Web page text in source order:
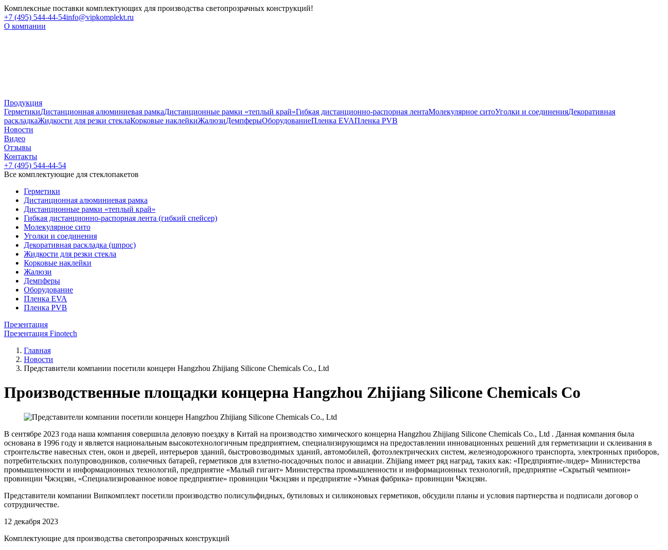
Комплексные поставки комплектующих для производства светопрозрачных конструкций!
+7 (495) 544-44-54info@vipkomplekt.ru
О компании
Продукция
ГерметикиДистанционная алюминиевая рамкаДистанционные рамки «теплый край»Гибкая дистанционно-распорная лентаМолекулярное ситоУголки и соединенияДекоративная
раскладкаЖидкости для резки стеклаКорковые наклейкиЖалюзиДемпферыОборудованиеПленка EVAПленка PVB
Новости
Видео
Отзывы
Контакты
+7 (495) 544-44-54
Все комплектующие для стеклопакетов
Герметики
Дистанционная алюминиевая рамка
Дистанционные рамки «теплый край»
Гибкая дистанционно-распорная лента (гибкий спейсер)
Молекулярное сито
Уголки и соединения
Декоративная раскладка (шпрос)
Жидкости для резки стекла
Корковые наклейки
Жалюзи
Демпферы
Оборудование
Пленка EVA
Пленка PVB
Презентация
Презентация Finotech
Главная
Новости
Представители компании посетили концерн Hangzhou Zhijiang Silicone Chemicals Co., Ltd
Производственные площадки концерна Hangzhou Zhijiang Silicone Chemicals Co
В сентябре 2023 года наша компания совершила деловую поездку в Китай на производство химического концерна Hangzhou Zhijiang Silicone Chemicals Co., Ltd . Данная компания была
основана в 1996 году и является национальным высокотехнологичным предприятием, специализирующимся на предоставлении инновационных решений для герметизации и склеивания в
строительстве навесных стен, окон и дверей, интерьеров зданий, быстровозводимых зданий, автомобилей, фотоэлектрических систем, железнодорожного транспорта, электронных приборов,
потребительских полупроводников, солнечных батарей, герметиков для взлетно-посадочных полос и авиации. Zhijiang имеет ряд наград, таких как: «Предприятие-лидер» Министерства
промышленности и информационных технологий, предприятие «Малый гигант» Министерства промышленности и информационных технологий, предприятие «Скрытый чемпион»
провинции Чжэцзян, «Специализированное новое предприятие» провинции Чжэцзян и предприятие «Умная фабрика» провинции Чжэцзян.
Представители компании Випкомплект посетили производство полисульфидных, бутиловых и силиконовых герметиков, обсудили планы и условия партнерства и подписали договор о
сотрудничестве.
12 декабря 2023
Комплектующие для производства светопрозрачных конструкций